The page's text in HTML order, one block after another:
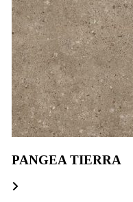
PANGEA TIERRA